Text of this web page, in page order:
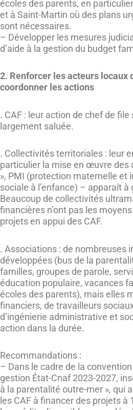
écoles des parents, en
et à Saint-Martin où des plans
sont nécessaires.
– Développer les mesures
d’aide à la gestion du budget
2. Renforcer les acteurs locaux
coordonner les actions
. CAF : leur action de chef de
largement saluée.
. Collectivités territoriales : leur
particulier la mise en œuvre des
», PMI (protection maternelle et
sociale à l’enfance) – apparaît
Beaucoup de collectivités
financières n’ont pas les
projets en appui des CAF.
. Associations : de nombreuses
développées (bus de la
familles, groupes de parole,
éducation populaire, vacances
écoles des parents), mais elles
financiers, de travailleurs
d’ingénierie administrative et
action dans la durée.
Recommandations :
– Dans le cadre de la
gestion État-Cnaf 2023-2027,
à la parentalité outre-mer », qui
les CAF à financer des projets